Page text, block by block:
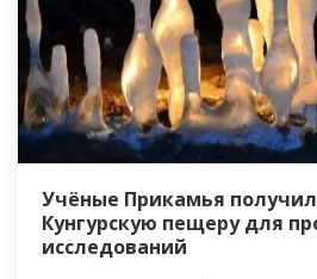
Учёные Прикамья
Кунгурскую пещеру для
исследований